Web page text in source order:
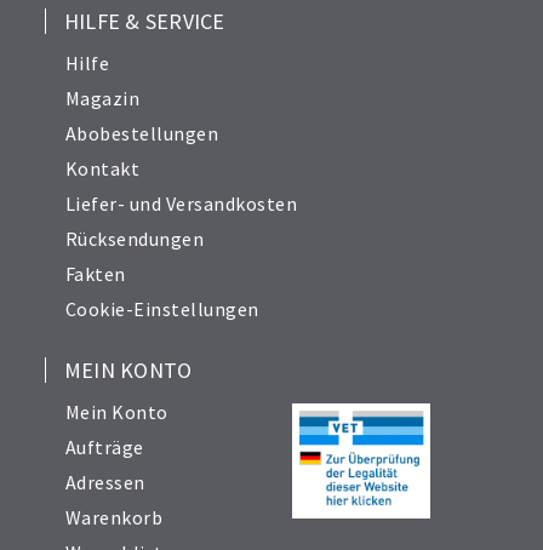
HILFE & SERVICE
Hilfe
Magazin
Abobestellungen
Kontakt
Liefer- und Versandkosten
Rücksendungen
Fakten
Cookie-Einstellungen
MEIN KONTO
Mein Konto
Aufträge
Adressen
Warenkorb